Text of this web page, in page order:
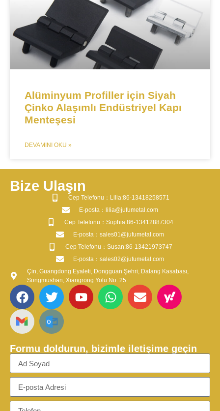
​​Alüminyum Profiller için Siyah
Çinko Alaşımlı Endüstriyel Kapı
Menteşesi
DEVAMINI OKU »
Bize Ulaşın
​Cep Telefonu：Lilia:86-13418258571
​E-posta​：lilia@jufumetal.com
​Cep Telefonu：Sophia:86-13412887304
​E-posta​：sales01@jufumetal.com
​Cep Telefonu：Susan:86-13421973747
​E-posta​：sales02@jufumetal.com
Çin, Guangdong Eyaleti, Dongguan Şehri, Dalang Kasabası,
Songmushan, Xiangrong Yolu No. 25
Formu doldurun, bizimle iletişime geçin